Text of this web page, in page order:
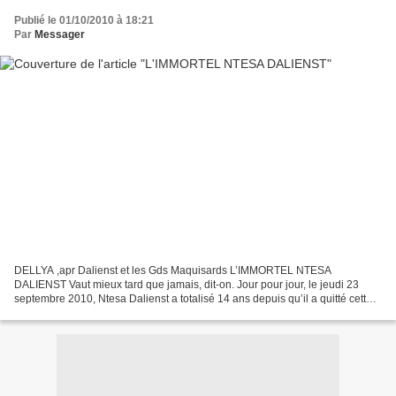
Publié le 01/10/2010 à 18:21
Par Messager
DELLYA ,apr Dalienst et les Gds Maquisards L’IMMORTEL NTESA
DALIENST Vaut mieux tard que jamais, dit-on. Jour pour jour, le jeudi 23
septembre 2010, Ntesa Dalienst a totalisé 14 ans depuis qu’il a quitté cette